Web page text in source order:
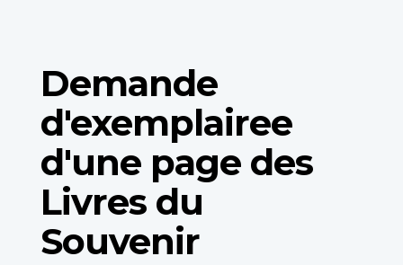
Demande
d'exemplairee
d'une page des
Livres du
Souvenir